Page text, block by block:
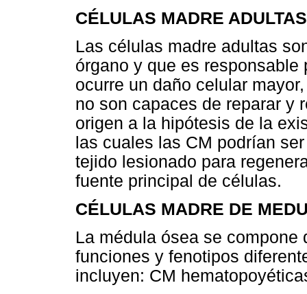
CÉLULAS MADRE ADULTAS
Las células madre adultas
órgano y que es
ocurre un daño celular
no son capaces de reparar y
origen a la hipótesis de la
las cuales las CM podrían
tejido lesionado para
fuente principal de células.
CÉLULAS MADRE DE
La médula ósea se
funciones y fenotipos
incluyen: CM